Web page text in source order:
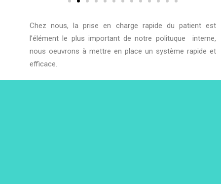
Chez nous, la prise en charge rapide du patient est
l’élément le plus important de notre polituque interne,
nous oeuvrons à mettre en place un système rapide et
efficace.